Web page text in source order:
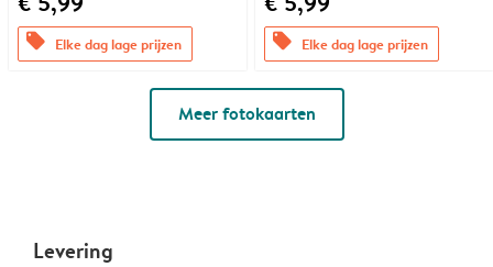
offers Elke dag lage prijzen offers Elke dag lage prijzen
Meer fotokaarten
Levering